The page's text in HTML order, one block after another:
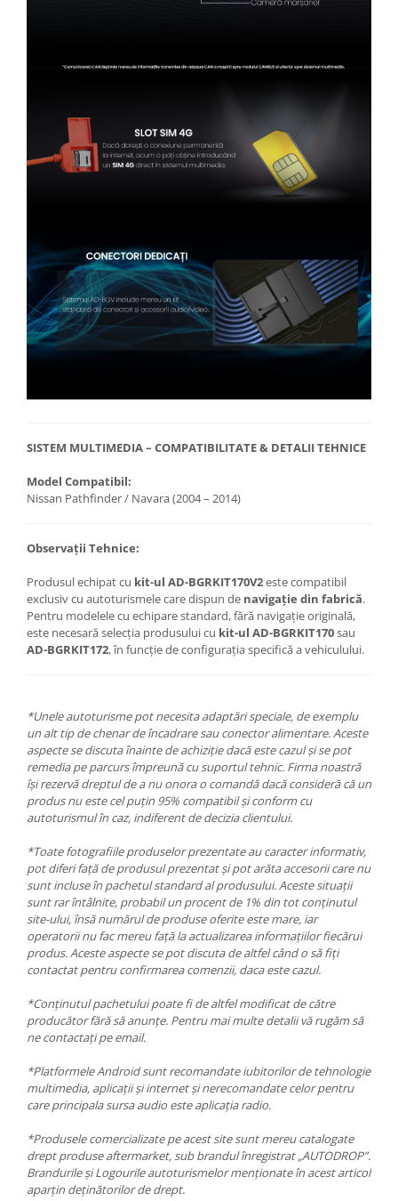
SISTEM MULTIMEDIA – COMPATIBILITATE & DETALII TEHNICE
Model Compatibil:
Nissan Pathfinder / Navara (2004 – 2014)
Observații Tehnice:
Produsul echipat cu kit-ul AD-BGRKIT170V2este compatibil
exclusiv cu autoturismele care dispun de navigație din fabrică.
Pentru modelele cu echipare standard, fără navigație originală,
este necesară selecția produsului cu kit-ul AD-BGRKIT170sau
AD-BGRKIT172, în funcție de configurația specifică a vehiculului.
*Unele autoturisme pot necesita adaptări speciale, de exemplu
un alt tip de chenar de încadrare sau conector alimentare. Aceste
aspecte se discuta înainte de achiziție dacă este cazul și se pot
remedia pe parcurs împreună cu suportul tehnic. Firma noastră
își rezervă dreptul de a nu onora o comandă dacă consideră că un
produs nu este cel puțin 95% compatibil și conform cu
autoturismul în caz, indiferent de decizia clientului.
*Toate fotografiile produselor prezentate au caracter informativ,
pot diferi față de produsul prezentat și pot arăta accesorii care nu
sunt incluse în pachetul standard al produsului. Aceste situații
sunt rar întâlnite, probabil un procent de 1% din tot conținutul
site-ului, însă numărul de produse oferite este mare, iar
operatorii nu fac mereu față la actualizarea informațiilor fiecărui
produs. Aceste aspecte se pot discuta de altfel când o să fiți
contactat pentru confirmarea comenzii, daca este cazul.
*Conținutul pachetului poate fi de altfel modificat de către
producător fără să anunțe. Pentru mai multe detalii vă rugăm să
ne contactați pe email.
*Platformele Android sunt recomandate iubitorilor de tehnologie
multimedia, aplicații și internet și nerecomandate celor pentru
care principala sursa audio este aplicația radio.
*Produsele comercializate pe acest site sunt mereu catalogate
drept produse aftermarket, sub brandul înregistrat „AUTODROP”.
Brandurile și Logourile autoturismelor menționate în acest articol
aparțin deținătorilor de drept.